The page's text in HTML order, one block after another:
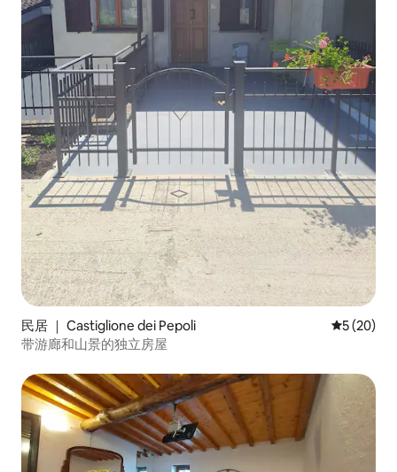
民居 ｜ Castiglione dei Pepoli 平均评分
5 (20)
带游廊和山景的独立房屋